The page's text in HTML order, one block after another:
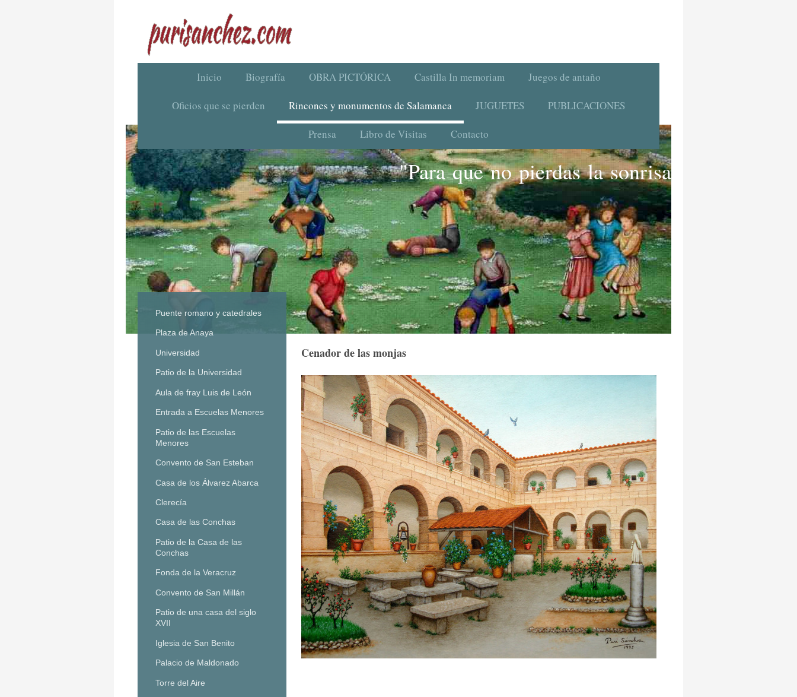
Inicio Biografía OBRA PICTÓRICA Castilla In memoriam Juegos de antaño
Oficios que se pierden Rincones y monumentos de Salamanca JUGUETES PUBLICACIONES
Prensa Libro de Visitas Contacto
"Para que no pierdas la sonrisa"
Cenador de las monjas
Puente romano y catedrales
Plaza de Anaya
Universidad
Patio de la Universidad
Aula de fray Luis de León
Entrada a Escuelas Menores
Patio de las Escuelas
Menores
Convento de San Esteban
Casa de los Álvarez Abarca
Clerecía
Casa de las Conchas
Patio de la Casa de las
Conchas
Fonda de la Veracruz
Convento de San Millán
Patio de una casa del siglo
XVII
Iglesia de San Benito
Palacio de Maldonado
Torre del Aire